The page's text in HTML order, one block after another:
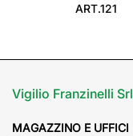
ART.121
Vigilio Franzinelli Srl
MAGAZZINO E UFFICI